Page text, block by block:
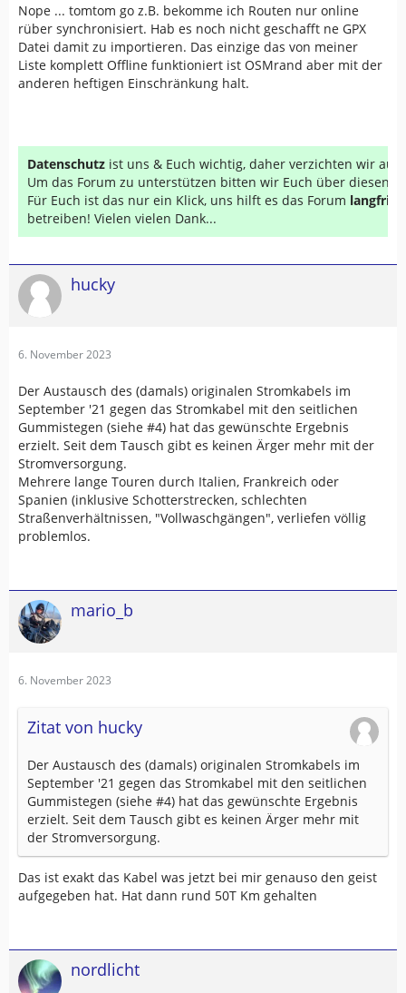
Nope ... tomtom go z.B. bekomme ich Routen nur online
rüber synchronisiert. Hab es noch nicht geschafft ne GPX
Datei damit zu importieren. Das einzige das von meiner
Liste komplett Offline funktioniert ist OSMrand aber mit der
anderen heftigen Einschränkung halt.
Datenschutz ist uns & Euch wichtig, daher verzichten wir auf
Um das Forum zu unterstützen bitten wir Euch über diesen
Für Euch ist das nur ein Klick, uns hilft es das Forum
betreiben! Vielen vielen Dank...
hucky
6. November 2023
Der Austausch des (damals) originalen Stromkabels im
September '21 gegen das Stromkabel mit den seitlichen
Gummistegen (siehe #4) hat das gewünschte Ergebnis
erzielt. Seit dem Tausch gibt es keinen Ärger mehr mit der
Stromversorgung.
Mehrere lange Touren durch Italien, Frankreich oder
Spanien (inklusive Schotterstrecken, schlechten
Straßenverhältnissen, "Vollwaschgängen", verliefen völlig
problemlos.
mario_b
6. November 2023
Zitat von hucky
Der Austausch des (damals) originalen Stromkabels im
September '21 gegen das Stromkabel mit den seitlichen
Gummistegen (siehe #4) hat das gewünschte Ergebnis
erzielt. Seit dem Tausch gibt es keinen Ärger mehr mit
der Stromversorgung.
Das ist exakt das Kabel was jetzt bei mir genauso den geist
aufgegeben hat. Hat dann rund 50T Km gehalten
nordlicht